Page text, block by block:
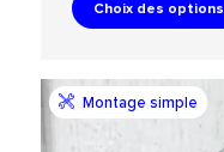
Choix des options
Montage simple